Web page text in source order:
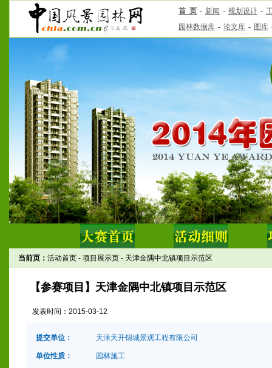
当前页： 活动首页 - 项目展示页 - 天津金隅中北镇项目示范区
【参赛项目】天津金隅中北镇项目示范区
发表时间： 2015-03-12
提交单位： 天津天开锦城景观工程有限公司
单位性质： 园林施工